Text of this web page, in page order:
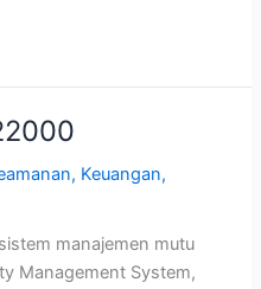
, Keuangan,
manajemen mutu
Management System,